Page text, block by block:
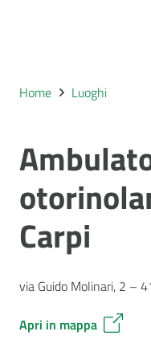
Home Luoghi
Carpi
via Guido Molinari, 2 –
Apri in mappa